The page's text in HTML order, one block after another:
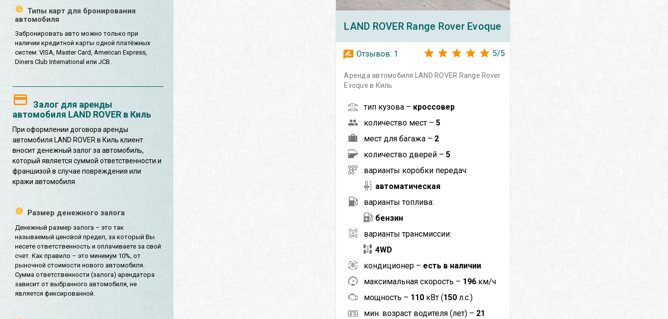
Типы карт для бронирования
автомобиля
Забронировать авто можно только при
наличии кредитной карты одной платёжных
систем: VISA, Master Card, American Express,
Diners Club International или JCB.
Залог для аренды
автомобиля LAND ROVER в Киль
При оформлении договора аренды
автомобиля LAND ROVER в Киль клиент
вносит денежный залог за автомобиль,
который является суммой ответственности и
франшизой в случае повреждения или
кражи автомобиля.
Размер денежного залога
Денежный размер залога – это так
называемый ценовой предел, за который Вы
несете ответственность и оплачиваете за свой
счет. Как правило – это минимум 10%, от
рыночной стоимости нового автомобиля.
Сумма ответственности (залога) арендатора
зависит от выбранного автомобиля, не
является фиксированной.
LAND ROVER Range Rover Evoque
Отзывов: 1 5/5
Аренда автомобиля LAND ROVER Range Rover
Evoque в Киль
тип кузова – кроссовер
количество мест –5
мест для багажа – 2
количество дверей –5
варианты коробки передач:
автоматическая
варианты топлива:
бензин
варианты трансмиссии:
4WD
кондиционер – есть в наличии
максимальная скорость – 196 км/ч
мощность – 110 кВт (150 л.с.)
мин. возраст водителя (лет) – 21